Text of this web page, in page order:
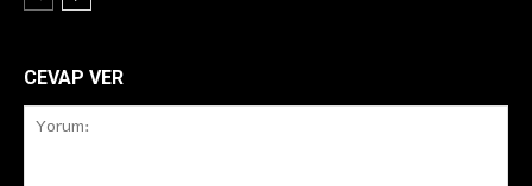
CEVAP VER